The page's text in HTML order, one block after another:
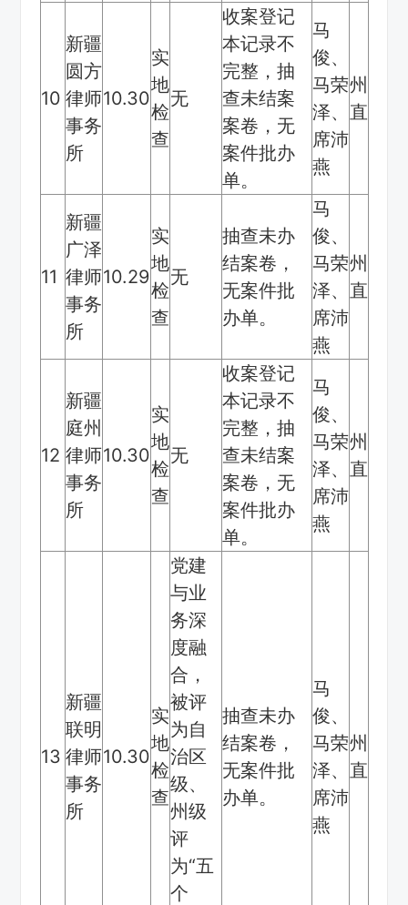
10
新疆
圆方
律师
事务
所
10.30
实
地
检
查
无
收案登记
本记录不
完整，抽
查未结案
案卷，无
案件批办
单。
马
俊、
马荣
泽、
席沛
燕
州
直
11
新疆
广泽
律师
事务
所
10.29
实
地
检
查
无
抽查未办
结案卷，
无案件批
办单。
马
俊、
马荣
泽、
席沛
燕
州
直
12
新疆
庭州
律师
事务
所
10.30
实
地
检
查
无
收案登记
本记录不
完整，抽
查未结案
案卷，无
案件批办
单。
马
俊、
马荣
泽、
席沛
燕
州
直
13
新疆
联明
律师
事务
所
10.30
实
地
检
查
党建
与业
务深
度融
合，
被评
为自
治区
级、
州级
评
为“五
个
抽查未办
结案卷，
无案件批
办单。
马
俊、
马荣
泽、
席沛
燕
州
直